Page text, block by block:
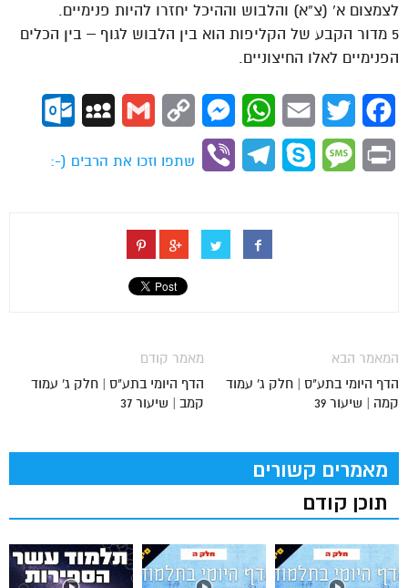
לצמצום א’ (צ”א) והלבוש וההיכל יחזרו להיות פנימיים.
5 מדור הקבע של הקליפות הוא בין הלבוש לגוף – בין הכלים
הפנימיים לאלו החיצוניים.
Facebook
Twitter
Email
WhatsApp
Messenger
Copy
Gmail
MySpace
Print
Message
Skype
Telegram
Viber
שתפו וזכו את הרבים (-:
מאמר קודם
הדף היומי בתע"ס | חלק ג' עמוד
קמב | שיעור 37
המאמר הבא
הדף היומי בתע"ס | חלק ג' עמוד
קמה | שיעור 39
מאמרים קשורים
תוכן קודם